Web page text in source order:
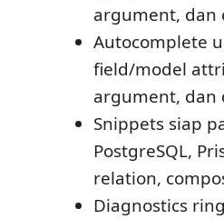
argument, dan
Autocomplete
field/model
argument, dan
Snippets siap
PostgreSQL,
relation,
Diagnostics